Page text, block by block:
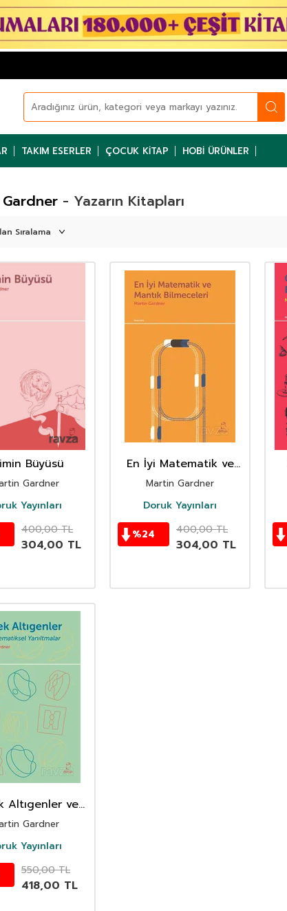
TAKIM ESERLER ÇOCUK KITAP HOBI ÜRÜNLER
- Yazarın Kitapları
Büyüsü
Gardner
Yayınları
400,00TL
304,00 TL
En İyi Matematik ve
Mantık Bilmeceleri
Martin Gardner
Doruk Yayınları
%24 400,00TL
304,00 TL
Altıgenler ve
Gardner
Yayınları
550,00TL
418,00 TL